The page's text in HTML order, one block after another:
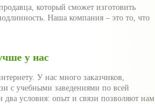
который сможет изготовить
Наша компания – это то, что
у нас
У нас много заказчиков,
с учебными заведениями по всей
условия: опыт и связи позволяют нам